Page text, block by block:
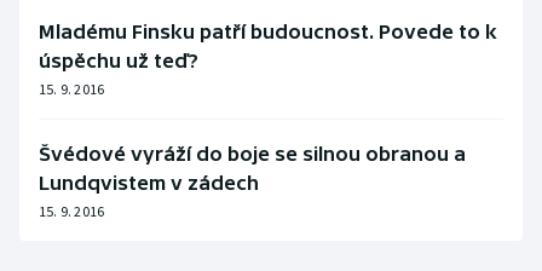
Mladému Finsku patří budoucnost. Povede to k
úspěchu už teď?
15. 9. 2016
Švédové vyráží do boje se silnou obranou a
Lundqvistem v zádech
15. 9. 2016